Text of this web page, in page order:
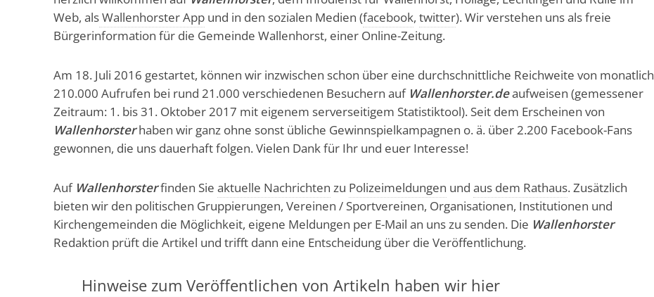
Web, alsWallenhorster Appund in den sozialen Medien (facebook, twitter). Wir verstehen uns als freie
Bürgerinformation für die Gemeinde Wallenhorst, einer Online-Zeitung.
Am 18. Juli 2016 gestartet, können wir inzwischen schon über eine durchschnittliche Reichweite von monatlich
210.000 Aufrufen bei rund 21.000 verschiedenen Besuchern auf Wallenhorster.deaufweisen (gemessener
Zeitraum: 1. bis 31. Oktober 2017 mit eigenem serverseitigem Statistiktool). Seit dem Erscheinen von
Wallenhorsterhaben wir ganz ohne sonst übliche Gewinnspielkampagnen o. ä. über 2.200 Facebook-Fans
gewonnen, die uns dauerhaft folgen. Vielen Dank für Ihr und euer Interesse!
Auf Wallenhorsterfinden Sie aktuelle Nachrichten zu Polizeimeldungen und aus dem Rathaus. Zusätzlich
bieten wir den politischen Gruppierungen, Vereinen / Sportvereinen, Organisationen, Institutionen und
Kirchengemeinden die Möglichkeit, eigene Meldungen per E-Mail an uns zu senden. Die Wallenhorster
Redaktion prüft die Artikel und trifft dann eine Entscheidung über die Veröffentlichung.
Hinweise zum Veröffentlichen von Artikeln haben wir hier